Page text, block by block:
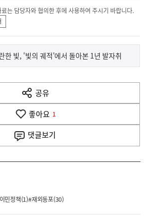
는 담당자와 협의한 후에 사용하여 주시기 바랍니다.
한 빛, '빛의 궤적'에서 돌아본 1년 발자취
공유
열
기
좋아요 1
댓글보기
민정책(1)#재외동포(30)